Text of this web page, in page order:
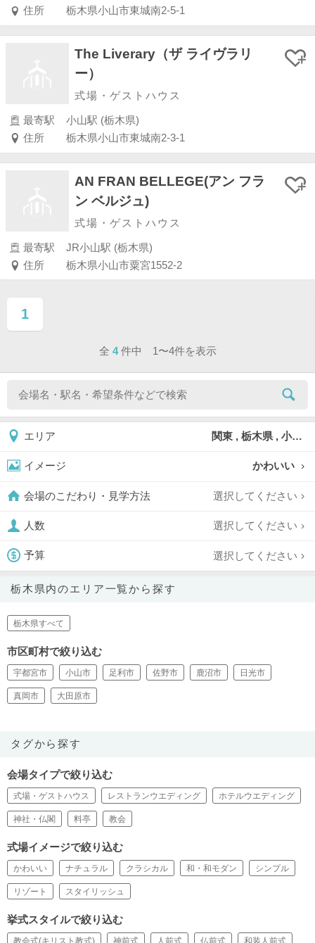
住所
栃木県小山市東城南2-5-1
The Liverary（ザ ライヴラリ
ー）
式場・ゲストハウス
最寄駅
小山駅 (栃木県)
住所
栃木県小山市東城南2-3-1
AN FRAN BELLEGE(アン フラ
ン ベルジュ)
式場・ゲストハウス
最寄駅
JR小山駅 (栃木県)
住所
栃木県小山市粟宮1552-2
1
ページ目
全 4 件中 1〜4件を表示
エリア 関東 , 栃木県 , 小山市
イメージ かわいい
会場のこだわり・見学方法 選択してください
人数 選択してください
予算 選択してください
栃木県内のエリア一覧から探す
栃木県すべて
市区町村で絞り込む
宇都宮市 小山市 足利市 佐野市 鹿沼市 日光市
真岡市 大田原市
タグから探す
会場タイプで絞り込む
式場・ゲストハウス レストランウエディング ホテルウエディング
神社・仏閣 料亭 教会
式場イメージで絞り込む
かわいい ナチュラル クラシカル 和・和モダン シンプル
リゾート スタイリッシュ
挙式スタイルで絞り込む
教会式(キリスト教式) 神前式 人前式 仏前式 和装人前式